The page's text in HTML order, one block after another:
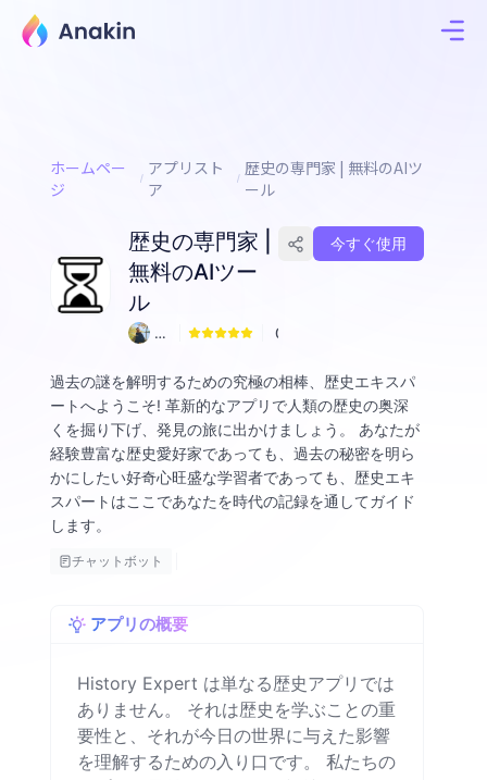
ホームペー
ジ
アプリスト
ア
歴史の専門家 | 無料のAIツ
ール
歴史の専門家 |
無料のAIツー
ル
w
ixi
o
n
g
0
今すぐ使用
過去の謎を解明するための究極の相棒、歴史エキスパ
ートへようこそ! 革新的なアプリで人類の歴史の奥深
くを掘り下げ、発見の旅に出かけましょう。 あなたが
経験豊富な歴史愛好家であっても、過去の秘密を明ら
かにしたい好奇心旺盛な学習者であっても、歴史エキ
スパートはここであなたを時代の記録を通してガイド
します。
チャットボット
アプリの概要
History Expert は単なる歴史アプリでは
ありません。 それは歴史を学ぶことの重
要性と、それが今日の世界に与えた影響
を理解するための入り口です。 私たちの